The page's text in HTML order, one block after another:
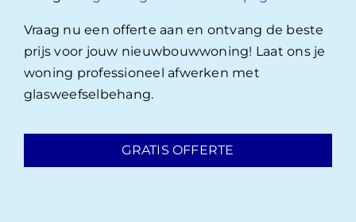
Vraag nu een offerte aan en ontvang de beste
prijs voor jouw nieuwbouwwoning! Laat ons je
woning professioneel afwerken met
glasweefselbehang.
GRATIS OFFERTE